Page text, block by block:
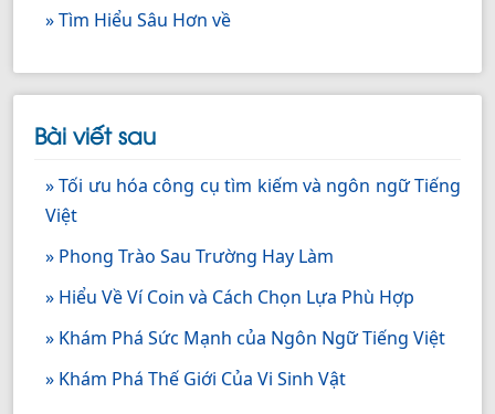
» Tìm Hiểu Sâu Hơn về
Bài viết sau
» Tối ưu hóa công cụ tìm kiếm và ngôn ngữ Tiếng
Việt
» Phong Trào Sau Trường Hay Làm
» Hiểu Về Ví Coin và Cách Chọn Lựa Phù Hợp
» Khám Phá Sức Mạnh của Ngôn Ngữ Tiếng Việt
» Khám Phá Thế Giới Của Vi Sinh Vật